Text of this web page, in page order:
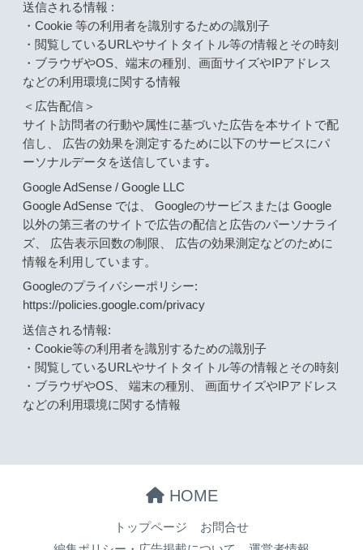
送信される情報 :
・Cookie 等の利用者を識別するための識別子
・閲覧しているURLやサイトタイトル等の情報とその時刻
・ブラウザやOS、端末の種別、画面サイズやIPアドレス
などの利用環境に関する情報
＜広告配信＞
サイト訪問者の行動や属性に基づいた広告を本サイトで配
信し、 広告の効果を測定するために以下のサービスにパ
ーソナルデータを送信しています｡
Google AdSense / Google LLC
Google AdSense では、 Googleのサービスまたは Google
以外の第三者のサイトで広告の配信と広告のパーソナライ
ズ、 広告表示回数の制限、 広告の効果測定などのために
情報を利用しています。
Googleのプライバシーポリシー:
https://policies.google.com/privacy
送信される情報:
・Cookie等の利用者を識別するための識別子
・閲覧しているURLやサイトタイトル等の情報とその時刻
・ブラウザやOS、 端末の種別、 画面サイズやIPアドレス
などの利用環境に関する情報
HOME
トップページ
お問合せ